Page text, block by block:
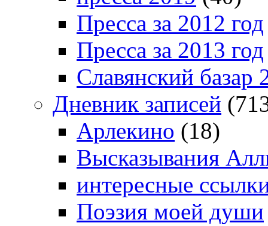
Пресса за 2012 год
Пресса за 2013 год
Славянский базар
Дневник записей
Арлекино (18)
Высказывания
интересные
Поэзия моей души